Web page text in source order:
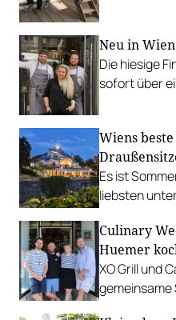
Neu in
Die hiesige
sofort über
Wiens
Es ist
liebsten
Gastgarten.
Culinary
Huemer
XO Grill und
gemeinsame